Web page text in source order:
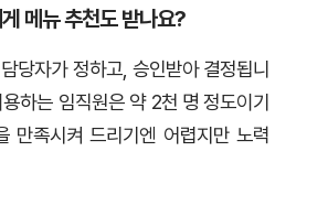
메뉴 추천도 받나요?
당자가 정하고, 승인받아 결정됩니
하는 임직원은 약 2천 명 정도이기
만족시켜 드리기엔 어렵지만 노력